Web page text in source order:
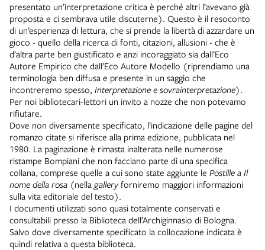
presentato un’interpretazione critica è perché altri l’avevano già
proposta e ci sembrava utile discuterne). Questo è il resoconto
di un’esperienza di lettura, che si prende la libertà di azzardare un
gioco - quello della ricerca di fonti, citazioni, allusioni - che è
d’altra parte ben giustificato e anzi incoraggiato sia dall’Eco
Autore Empirico che dall’Eco Autore Modello (riprendiamo una
terminologia ben diffusa e presente in un saggio che
incontreremo spesso, Interpretazione e sovrainterpretazione).
Per noi bibliotecari-lettori un invito a nozze che non potevamo
rifiutare.
Dove non diversamente specificato, l’indicazione delle pagine del
romanzo citate si riferisce alla prima edizione, pubblicata nel
1980. La paginazione è rimasta inalterata nelle numerose
ristampe Bompiani che non facciano parte di una specifica
collana, comprese quelle a cui sono state aggiunte le Postille a Il
nome della rosa (nella galleryforniremo maggiori informazioni
sulla vita editoriale del testo).
I documenti utilizzati sono quasi totalmente conservati e
consultabili presso la Biblioteca dell’Archiginnasio di Bologna.
Salvo dove diversamente specificato la collocazione indicata è
quindi relativa a questa biblioteca.